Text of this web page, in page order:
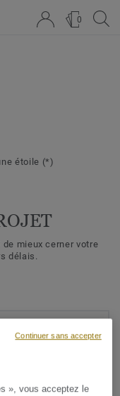
0
étoile (*)
mieux cerner votre
délais.
», vous acceptez le
Continuer sans accepter